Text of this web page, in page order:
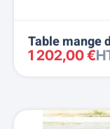
Table mange
1 202,00 €